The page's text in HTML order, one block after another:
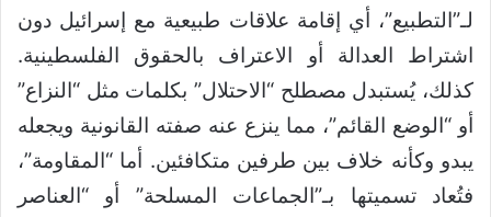
لـ”التطبيع”، أي إقامة علاقات طبيعية مع إسرائيل دون
اشتراط العدالة أو الاعتراف بالحقوق الفلسطينية.
كذلك، يُستبدل مصطلح “الاحتلال” بكلمات مثل “النزاع”
أو “الوضع القائم”، مما ينزع عنه صفته القانونية ويجعله
يبدو وكأنه خلاف بين طرفين متكافئين. أما “المقاومة”،
فتُعاد تسميتها بـ”الجماعات المسلحة” أو “العناصر